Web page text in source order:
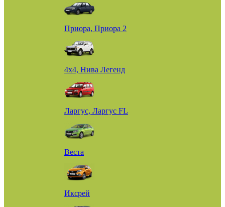
Приора, Приора 2
4х4, Нива Легенд
Ларгус, Ларгус FL
Веста
Иксрей